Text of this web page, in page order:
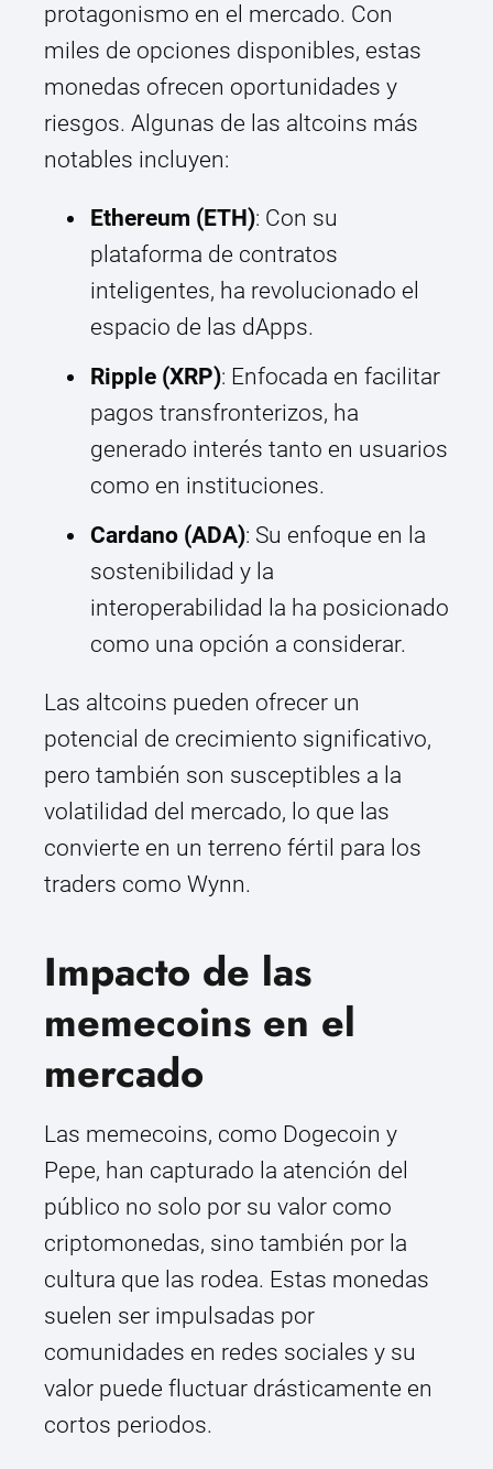
protagonismo en el mercado. Con
miles de opciones disponibles, estas
monedas ofrecen oportunidades y
riesgos. Algunas de las altcoins más
notables incluyen:
Ethereum (ETH): Con su
plataforma de contratos
inteligentes, ha revolucionado el
espacio de las dApps.
Ripple (XRP): Enfocada en facilitar
pagos transfronterizos, ha
generado interés tanto en usuarios
como en instituciones.
Cardano (ADA): Su enfoque en la
sostenibilidad y la
interoperabilidad la ha posicionado
como una opción a considerar.
Las altcoins pueden ofrecer un
potencial de crecimiento significativo,
pero también son susceptibles a la
volatilidad del mercado, lo que las
convierte en un terreno fértil para los
traders como Wynn.
Impacto de las
memecoins en el
mercado
Las memecoins, como Dogecoin y
Pepe, han capturado la atención del
público no solo por su valor como
criptomonedas, sino también por la
cultura que las rodea. Estas monedas
suelen ser impulsadas por
comunidades en redes sociales y su
valor puede fluctuar drásticamente en
cortos periodos.